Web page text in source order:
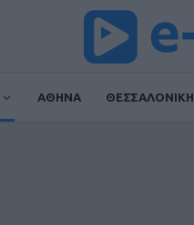
ΑΘΗΝΑ ΘΕΣΣΑΛΟΝΙΚΗ